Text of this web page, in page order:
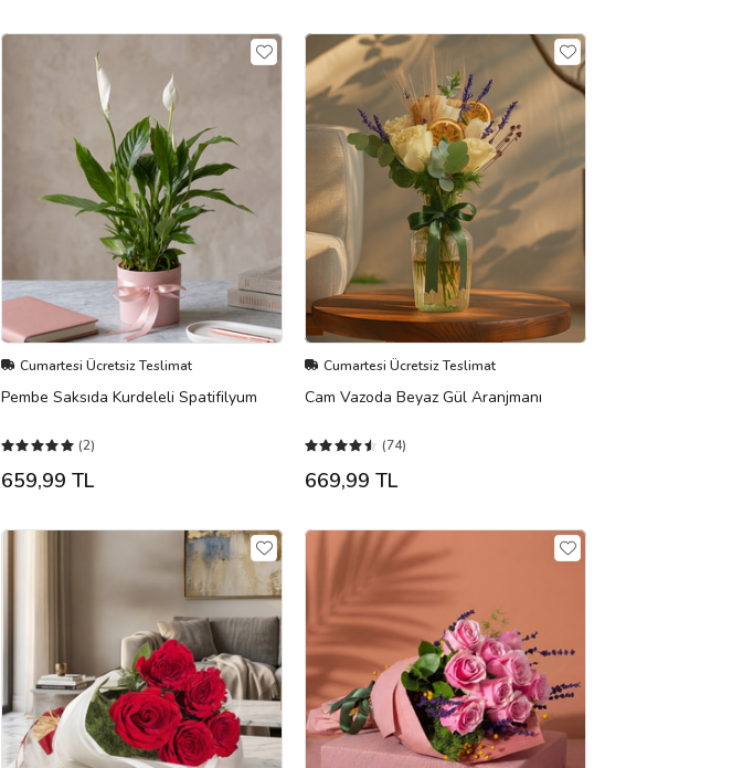
Cumartesi Ücretsiz Teslimat
Pembe Saksıda Kurdeleli Spatifilyum
(2)
659,99 TL
Cumartesi Ücretsiz Teslimat
Cam Vazoda Beyaz Gül Aranjmanı
(74)
669,99 TL